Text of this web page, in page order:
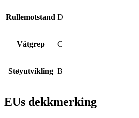
Rullemotstand D
Våtgrep C
Støyutvikling B
EUs dekkmerking